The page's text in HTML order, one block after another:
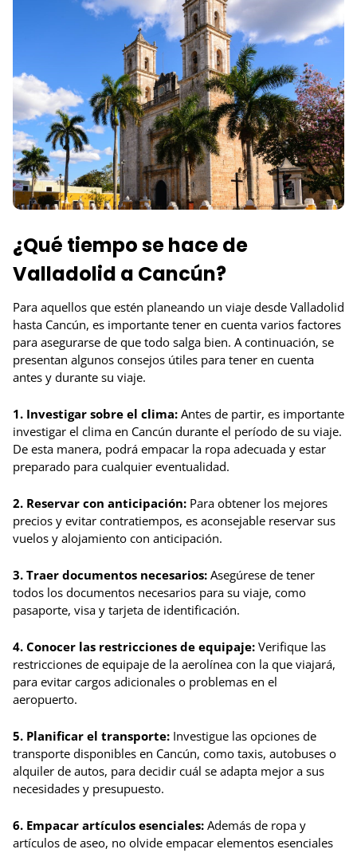
¿Qué tiempo se hace de
Valladolid a Cancún?
Para aquellos que estén planeando un viaje desde Valladolid
hasta Cancún, es importante tener en cuenta varios factores
para asegurarse de que todo salga bien. A continuación, se
presentan algunos consejos útiles para tener en cuenta
antes y durante su viaje.
1. Investigar sobre el clima: Antes de partir, es importante
investigar el clima en Cancún durante el período de su viaje.
De esta manera, podrá empacar la ropa adecuada y estar
preparado para cualquier eventualidad.
2. Reservar con anticipación: Para obtener los mejores
precios y evitar contratiempos, es aconsejable reservar sus
vuelos y alojamiento con anticipación.
3. Traer documentos necesarios: Asegúrese de tener
todos los documentos necesarios para su viaje, como
pasaporte, visa y tarjeta de identificación.
4. Conocer las restricciones de equipaje: Verifique las
restricciones de equipaje de la aerolínea con la que viajará,
para evitar cargos adicionales o problemas en el
aeropuerto.
5. Planificar el transporte: Investigue las opciones de
transporte disponibles en Cancún, como taxis, autobuses o
alquiler de autos, para decidir cuál se adapta mejor a sus
necesidades y presupuesto.
6. Empacar artículos esenciales: Además de ropa y
artículos de aseo, no olvide empacar elementos esenciales